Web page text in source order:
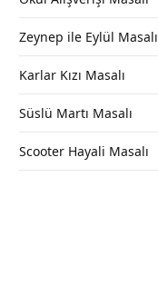
Zeynep ile Eylül Masalı
Karlar Kızı Masalı
Süslü Martı Masalı
Scooter Hayali Masalı